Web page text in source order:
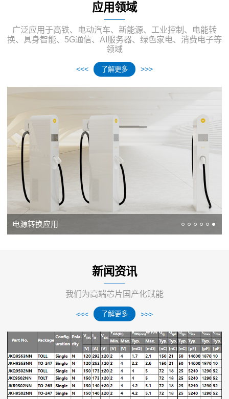
应用领域
广泛应用于高铁、电动汽车、新能源、工业控制、电能转
换、具身智能、5G通信、AI服务器、绿色家电、消费电子等
领域
了解更多
电源转换应用
新闻资讯
我们为高端芯片国产化赋能
了解更多